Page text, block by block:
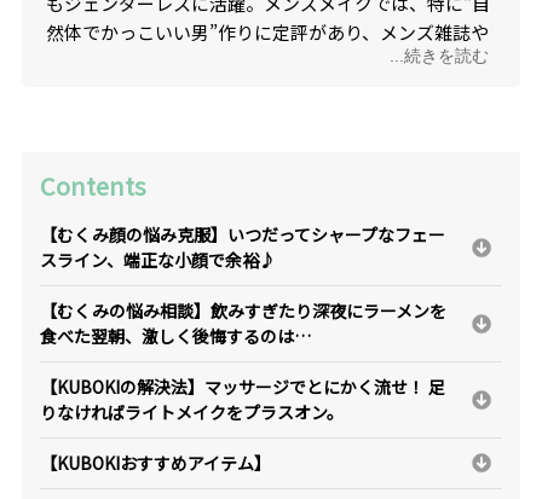
然体でかっこいい男”作りに定評があり、メンズ雑誌や
...続きを読む
Contents
【むくみ顔の悩み克服】いつだってシャープなフェー
スライン、端正な小顔で余裕♪
【むくみの悩み相談】飲みすぎたり深夜にラーメンを
食べた翌朝、激しく後悔するのは…
【KUBOKIの解決法】マッサージでとにかく流せ！ 足
りなければライトメイクをプラスオン。
【KUBOKIおすすめアイテム】